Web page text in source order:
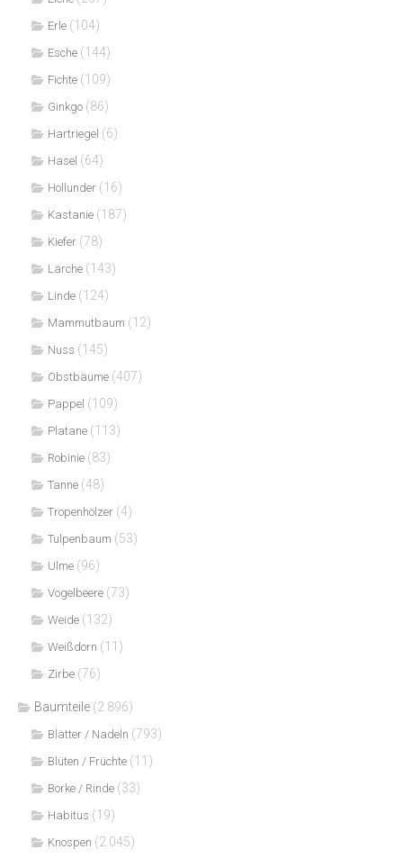
Erle (104)
Esche (144)
Fichte (109)
Ginkgo (86)
Hartriegel (6)
Hasel (64)
Hollunder (16)
Kastanie (187)
Kiefer (78)
Lärche (143)
Linde (124)
Mammutbaum (12)
Nuss (145)
Obstbäume (407)
Pappel (109)
Platane (113)
Robinie (83)
Tanne (48)
Tropenhölzer (4)
Tulpenbaum (53)
Ulme (96)
Vogelbeere (73)
Weide (132)
Weißdorn (11)
Zirbe (76)
Baumteile (2.896)
Blätter / Nadeln (793)
Blüten / Früchte (11)
Borke / Rinde (33)
Habitus (19)
Knospen (2.045)